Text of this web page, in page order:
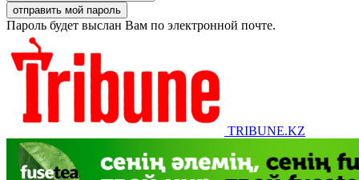
Пароль будет выслан Вам по электронной почте.
TRIBUNE.KZ